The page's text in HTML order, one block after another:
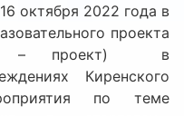
октября 2022 года в
проекта
– проект) в
Киренского
по теме